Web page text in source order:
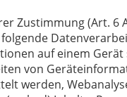
Zustimmung (Art. 6
auf einem
von
werden,
bewahren,
Ihre
Meine Nachricht